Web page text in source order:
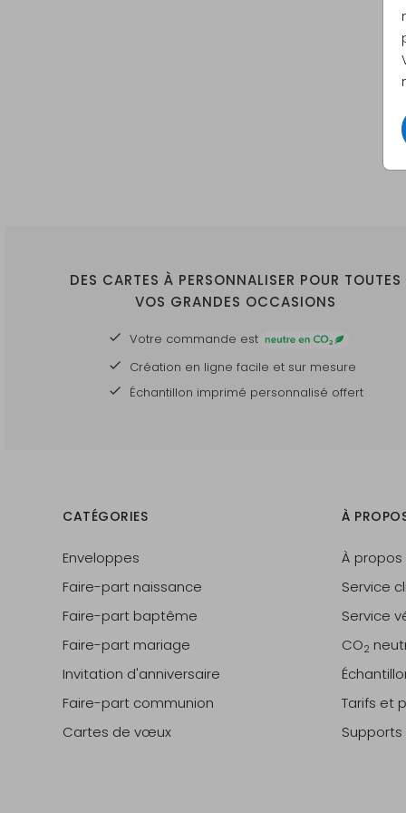
DES CARTES À PERSONNALISER POUR TOUTES
VOS GRANDES OCCASIONS
Votre commande est
Création en ligne facile et sur mesure
Échantillon imprimé personnalisé offert
CATÉGORIES
Enveloppes
Faire-part naissance
Faire-part baptême
Faire-part mariage
Invitation d'anniversaire
Faire-part communion
Cartes de vœux
À
À
Service
Service
CO2
Tarifs et
Supports